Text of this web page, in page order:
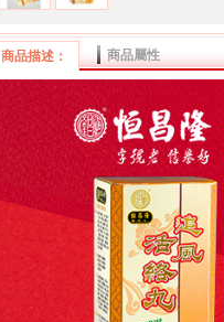
商品描述： 商品屬性